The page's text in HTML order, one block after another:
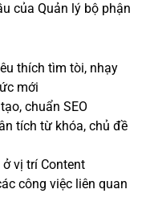
của Quản lý bộ phận
thích tìm tòi, nhạy
mới
chuẩn SEO
tích từ khóa, chủ đề
vị trí Content
công việc liên quan